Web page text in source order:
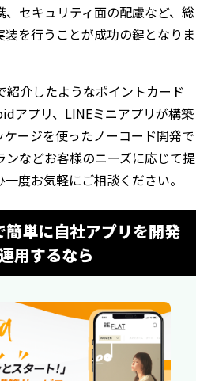
、セキュリティ面の配慮など、総
を行うことが成功の鍵となりま
紹介したようなポイントカード
アプリ、LINEミニアプリが構築
ージを使ったノーコード開発で
などお客様のニーズに応じて提
度お気軽にご相談ください。
簡単に自社アプリを開発
用するなら